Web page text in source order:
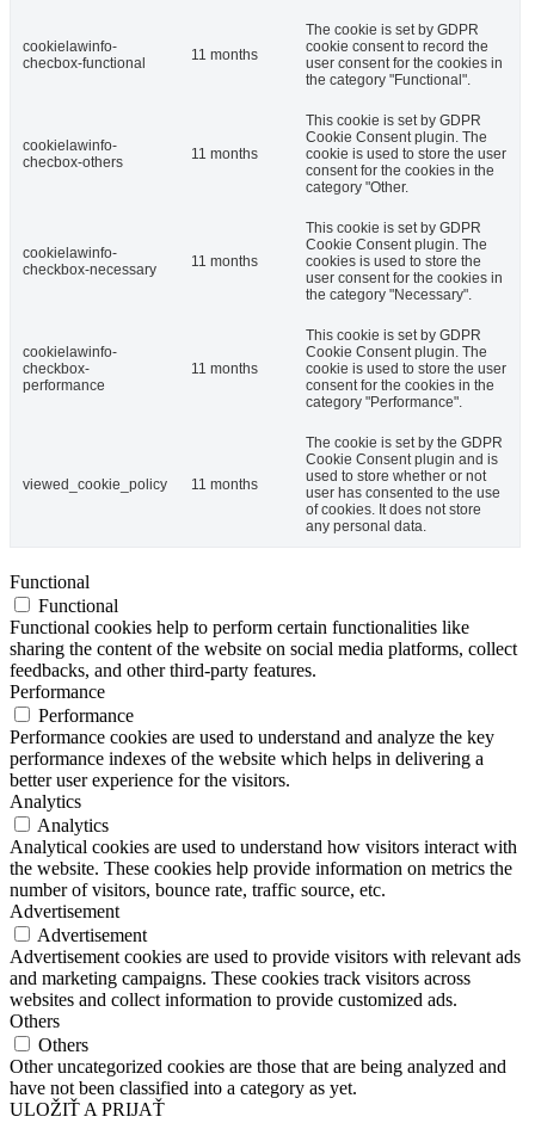
cookielawinfo-
checbox-functional
11 months
The cookie is set by GDPR
cookie consent to record the
user consent for the cookies in
the category "Functional".
cookielawinfo-
checbox-others
11 months
This cookie is set by GDPR
Cookie Consent plugin. The
cookie is used to store the user
consent for the cookies in the
category "Other.
cookielawinfo-
checkbox-necessary
11 months
This cookie is set by GDPR
Cookie Consent plugin. The
cookies is used to store the
user consent for the cookies in
the category "Necessary".
cookielawinfo-
checkbox-
performance
11 months
This cookie is set by GDPR
Cookie Consent plugin. The
cookie is used to store the user
consent for the cookies in the
category "Performance".
viewed_cookie_policy 11 months
The cookie is set by the GDPR
Cookie Consent plugin and is
used to store whether or not
user has consented to the use
of cookies. It does not store
any personal data.
Functional
Functional
Functional cookies help to perform certain functionalities like
sharing the content of the website on social media platforms, collect
feedbacks, and other third-party features.
Performance
Performance
Performance cookies are used to understand and analyze the key
performance indexes of the website which helps in delivering a
better user experience for the visitors.
Analytics
Analytics
Analytical cookies are used to understand how visitors interact with
the website. These cookies help provide information on metrics the
number of visitors, bounce rate, traffic source, etc.
Advertisement
Advertisement
Advertisement cookies are used to provide visitors with relevant ads
and marketing campaigns. These cookies track visitors across
websites and collect information to provide customized ads.
Others
Others
Other uncategorized cookies are those that are being analyzed and
have not been classified into a category as yet.
ULOŽIŤ A PRIJAŤ